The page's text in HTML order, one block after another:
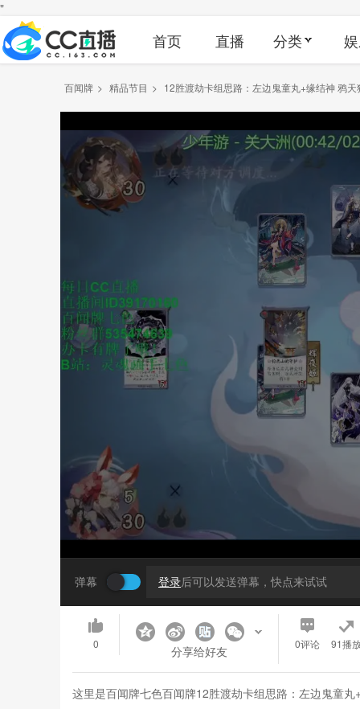
"
首页 直播 分类
百闻牌 > 精品节目 > 12胜渡劫卡组思路：左边鬼童丸+缘结神 鸦
弹幕 登录后可以发送弹幕，快点来试试
0 分享给好友 0评论 91播
这里是百闻牌七色百闻牌12胜渡劫卡组思路：左边鬼童